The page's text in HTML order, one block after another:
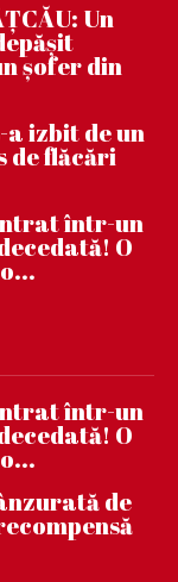
Un
șofer din
a izbit de un
de flăcări
într-un
O
într-un
O
de